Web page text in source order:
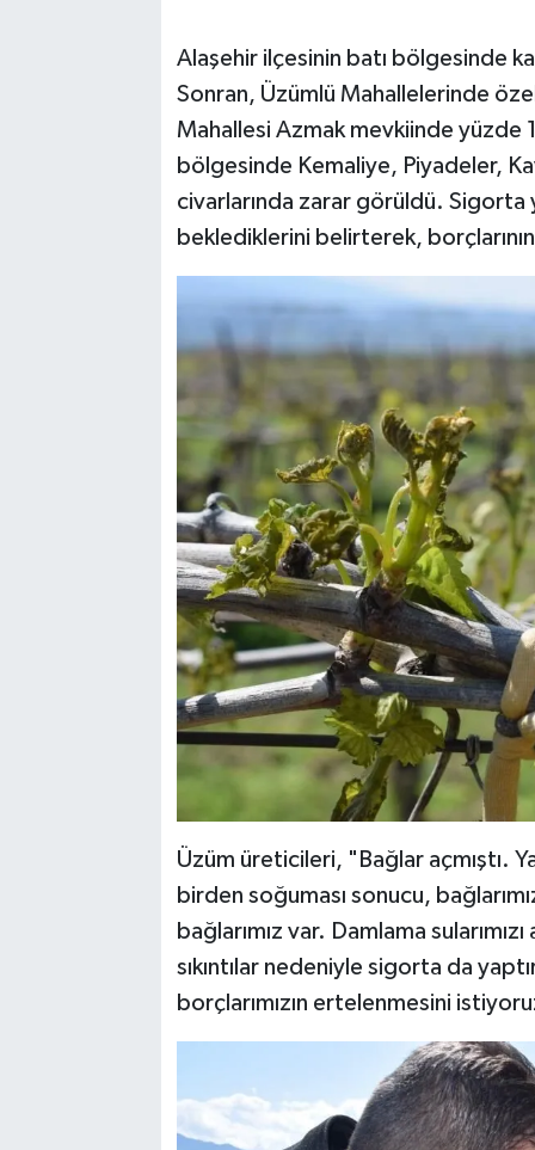
Alaşehir ilçesinin batı bölgesinde
Sonran, Üzümlü Mahallelerinde
Mahallesi Azmak mevkiinde
bölgesinde Kemaliye, Piyadeler,
civarlarında zarar görüldü.
beklediklerini belirterek,
Üzüm üreticileri, "Bağlar açmıştı.
birden soğuması sonucu,
bağlarımız var. Damlama
sıkıntılar nedeniyle sigorta da
borçlarımızın ertelenmesini